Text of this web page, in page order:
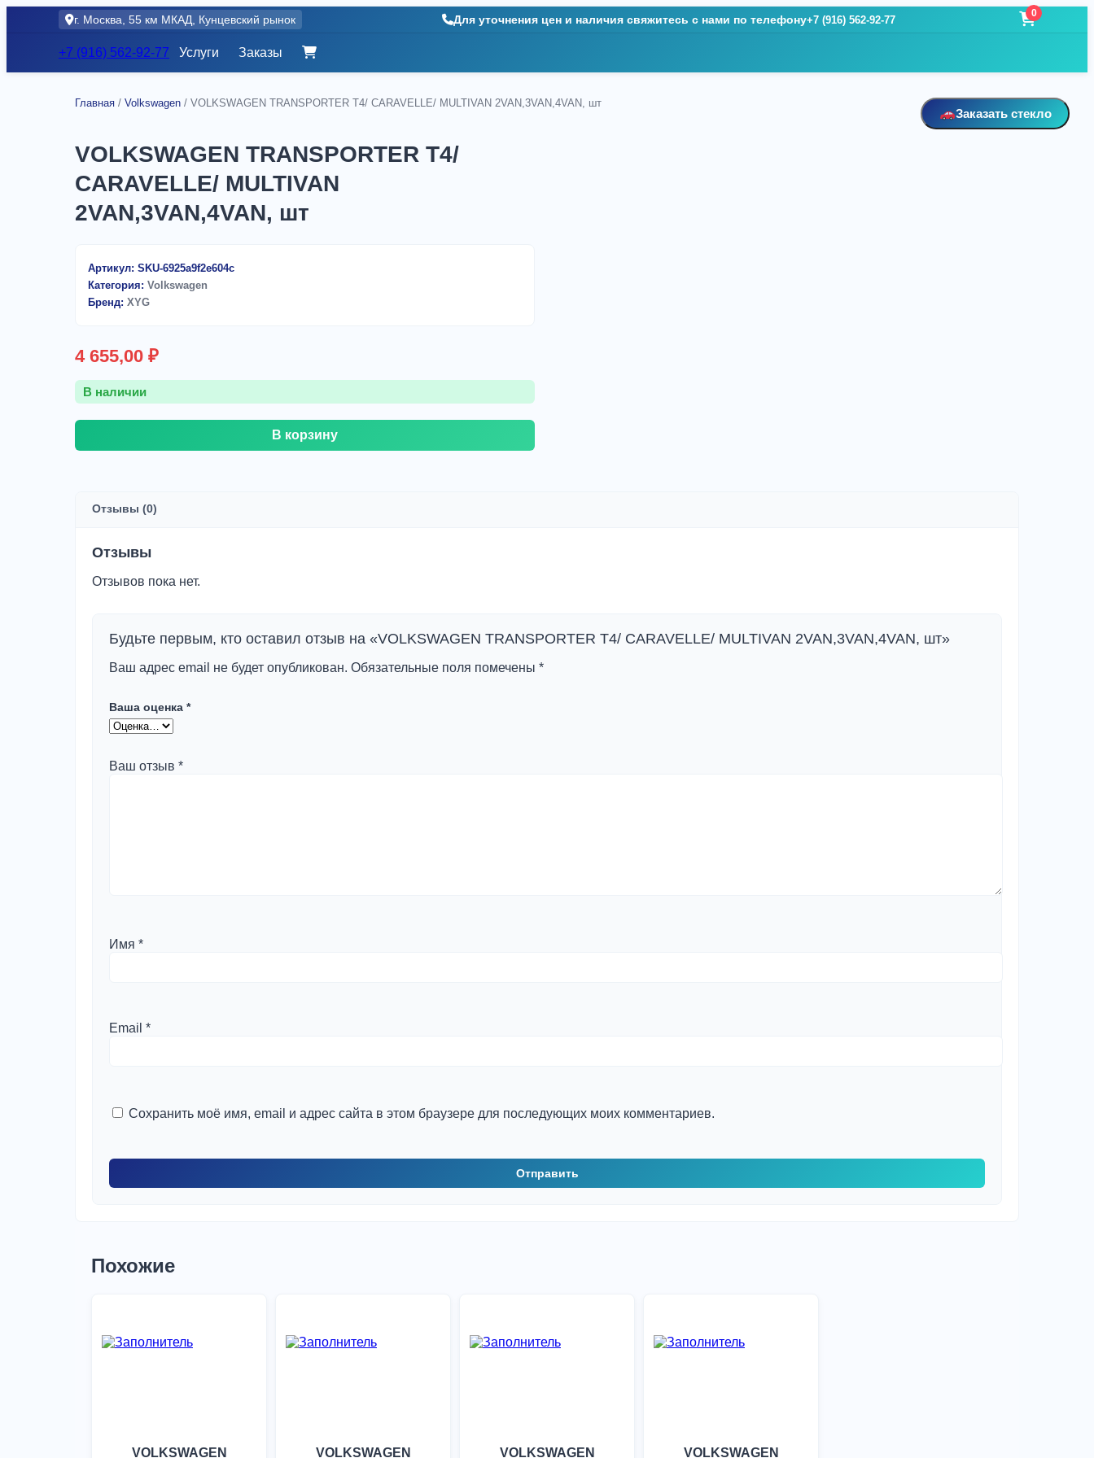
г. Москва, 55 км МКАД, Кунцевский рынок Для уточнения цен и наличия свяжитесь с нами по телефону+7 (916) 562-92-77
0
+7 (916) 562-92-77 Услуги Заказы
Заказать стекло
Главная / Volkswagen / VOLKSWAGEN TRANSPORTER T4/ CARAVELLE/ MULTIVAN 2VAN,3VAN,4VAN, шт
VOLKSWAGEN TRANSPORTER T4/
CARAVELLE/ MULTIVAN
2VAN,3VAN,4VAN, шт
Артикул: SKU-6925a9f2e604c
Категория: Volkswagen
Бренд: XYG
4 655,00 ₽
В наличии
Количество
VOLKSWAGEN
MULTIVAN
В корзину
Отзывы (0)
Отзывы
Отзывов пока нет.
Будьте первым, кто оставил отзыв на «VOLKSWAGEN TRANSPORTER T4/ CARAVELLE/ MULTIVAN 2VAN,3VAN,4VAN, шт»
Ваш адрес email не будет опубликован. Обязательные поля помечены *
Ваша оценка *
Ваш отзыв *
Имя *
Email *
Сохранить моё имя, email и адрес сайта в этом браузере для последующих моих комментариев.
Похожие
VOLKSWAGEN VOLKSWAGEN VOLKSWAGEN VOLKSWAGEN